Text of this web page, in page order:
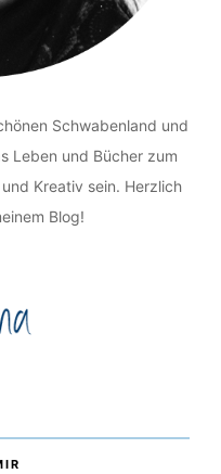
Schwabenland und
Leben und Bücher zum
Kreativ sein. Herzlich
Blog!